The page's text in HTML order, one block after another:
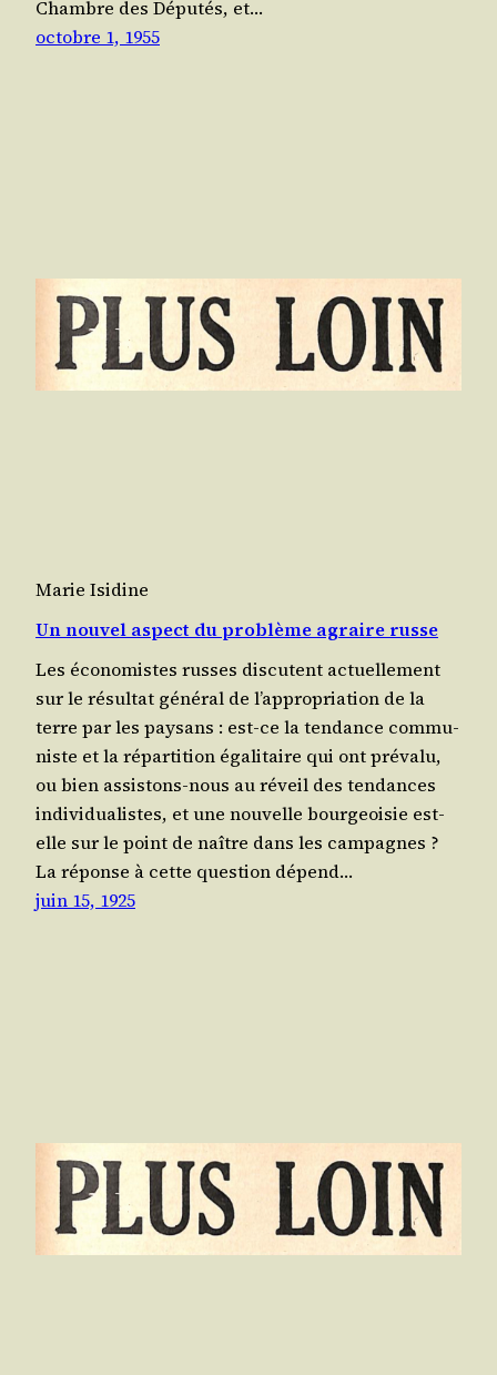
Chambre des Dépu­tés, et…
octobre 1, 1955
Marie Isidine
Un nouvel aspect du problème agraire russe
Les éco­no­mistes russes dis­cutent actuel­le­ment
sur le résul­tat géné­ral de l’ap­pro­pria­tion de la
terre par les pay­sans : est-ce la ten­dance com­mu­
niste et la répar­ti­tion éga­li­taire qui ont pré­va­lu,
ou bien assis­tons-nous au réveil des ten­dances
indi­vi­dua­listes, et une nou­velle bour­geoi­sie est-
elle sur le point de naître dans les cam­pagnes ?
La réponse à cette ques­tion dépend…
juin 15, 1925